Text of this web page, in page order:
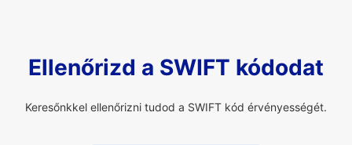
Ellenőrizd a SWIFT kódodat
Keresőnkkel ellenőrizni tudod a SWIFT kód érvényességét.